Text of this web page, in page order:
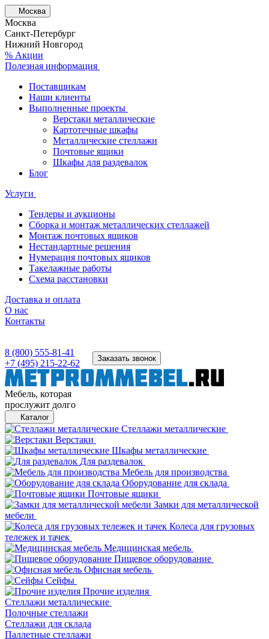
Москва
Москва
Санкт-Петербург
Нижний Новгород
% Акции
Полезная информация
Поставщикам
Наши клиенты
Выполненные проекты
Верстаки металлические
Картотечные шкафы
Металлические стеллажи
Почтовые ящики
Шкафы для раздевалок
Блог
Услуги
Тендеры и аукционы
Сборка и монтаж металлических стеллажей
Монтаж почтовых ящиков
Нестандартные решения
Нумерация почтовых ящиков
Такелажные работы
Схема расстановки
Доставка и оплата
О нас
Контакты
8 (800) 555-81-41
+7 (495) 215-22-62
Заказать звонок
Мебель, которая
прослужит долго
Каталог
Стеллажи металлические
Верстаки
Шкафы металлические
Для раздевалок
Мебель для производства
Оборудование для склада
Почтовые ящики
Замки для металлической
мебели
Колеса для грузовых
тележек и тачек
Медицинская мебель
Пищевое оборудование
Офисная мебель
Сейфы
Прочие изделия
Стеллажи металлические
Полочные стеллажи
Стеллажи для склада
Паллетные стеллажи